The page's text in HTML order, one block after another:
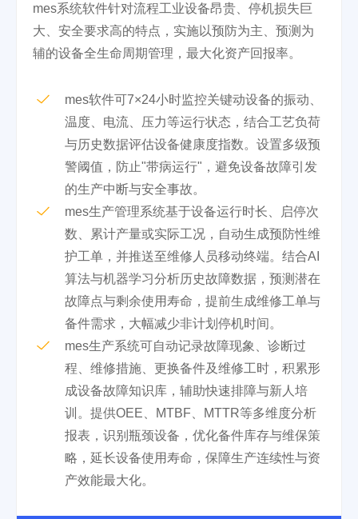
mes系统软件针对流程工业设备昂贵、停机损失巨
大、安全要求高的特点，实施以预防为主、预测为
辅的设备全生命周期管理，最大化资产回报率。
mes软件可7×24小时监控关键动设备的振动、
温度、电流、压力等运行状态，结合工艺负荷
与历史数据评估设备健康度指数。设置多级预
警阈值，防止"带病运行"，避免设备故障引发
的生产中断与安全事故。
mes生产管理系统基于设备运行时长、启停次
数、累计产量或实际工况，自动生成预防性维
护工单，并推送至维修人员移动终端。结合AI
算法与机器学习分析历史故障数据，预测潜在
故障点与剩余使用寿命，提前生成维修工单与
备件需求，大幅减少非计划停机时间。
mes生产系统可自动记录故障现象、诊断过
程、维修措施、更换备件及维修工时，积累形
成设备故障知识库，辅助快速排障与新人培
训。提供OEE、MTBF、MTTR等多维度分析
报表，识别瓶颈设备，优化备件库存与维保策
略，延长设备使用寿命，保障生产连续性与资
产效能最大化。